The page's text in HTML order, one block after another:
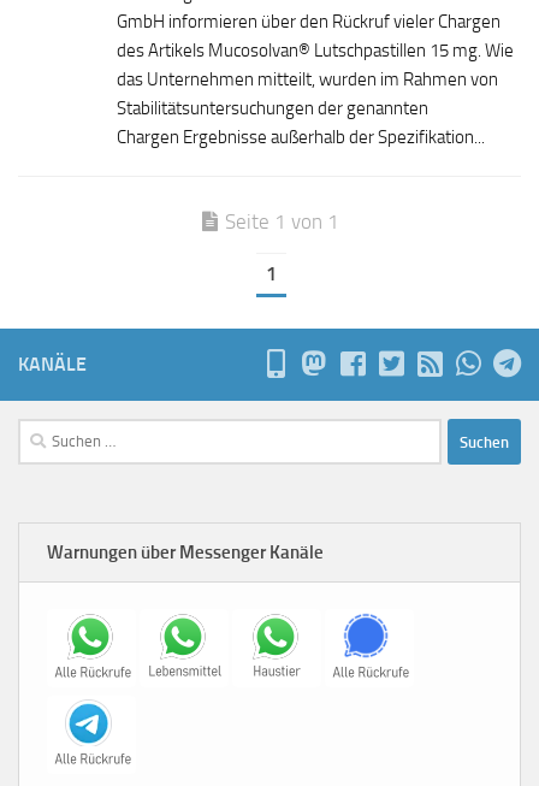
GmbH informieren über den Rückruf vieler Chargen
des Artikels Mucosolvan® Lutschpastillen 15 mg. Wie
das Unternehmen mitteilt, wurden im Rahmen von
Stabilitätsuntersuchungen der genannten
Chargen Ergebnisse außerhalb der Spezifikation...
Seite 1 von 1
1
KANÄLE
Suchen
nach:
Warnungen über Messenger Kanäle